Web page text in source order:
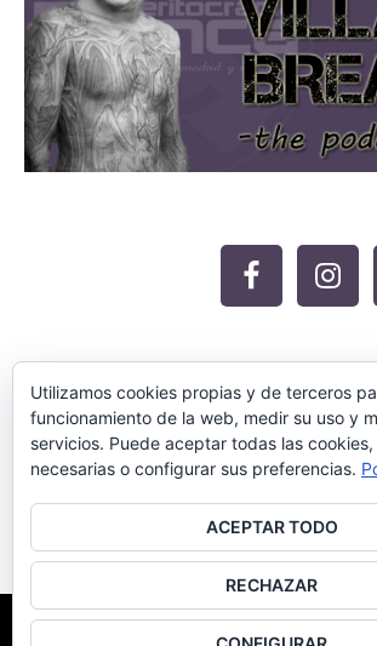
©Meritocracia Blanca 2018.Diseño Web por
Utilizamos cookies propias y de terceros
funcionamiento de la web, medir su uso y
servicios. Puede aceptar todas las
necesarias o configurar sus preferencias.
ACEPTAR TODO
RECHAZAR